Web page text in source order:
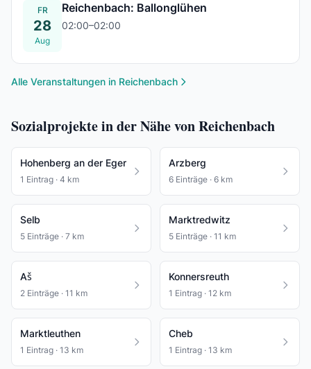
FR
28
Aug
Reichenbach: Ballonglühen
02:00–02:00
Alle Veranstaltungen in Reichenbach
Sozialprojekte in der Nähe von Reichenbach
Hohenberg an der Eger
1 Eintrag · 4 km
Arzberg
6 Einträge · 6 km
Selb
5 Einträge · 7 km
Marktredwitz
5 Einträge · 11 km
Aš
2 Einträge · 11 km
Konnersreuth
1 Eintrag · 12 km
Marktleuthen
1 Eintrag · 13 km
Cheb
1 Eintrag · 13 km